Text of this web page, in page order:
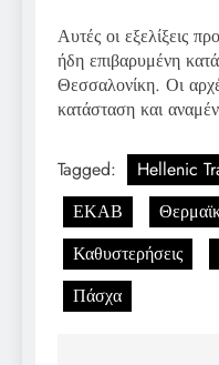
Αυτές οι εξελίξεις
ήδη επιβαρυμένη
Θεσσαλονίκη. Οι
κατάσταση και
Tagged: Hellenic
ΕΚΑΒ
Καθυστερήσεις
Πάσχα